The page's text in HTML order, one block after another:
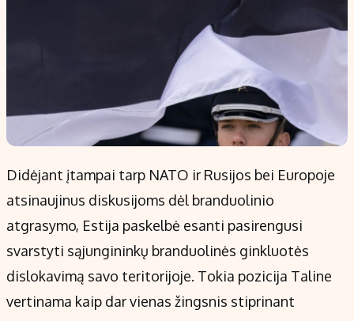
Didėjant įtampai tarp NATO ir Rusijos bei Europoje
atsinaujinus diskusijoms dėl branduolinio
atgrasymo, Estija paskelbė esanti pasirengusi
svarstyti sąjungininkų branduolinės ginkluotės
dislokavimą savo teritorijoje. Tokia pozicija Taline
vertinama kaip dar vienas žingsnis stiprinant